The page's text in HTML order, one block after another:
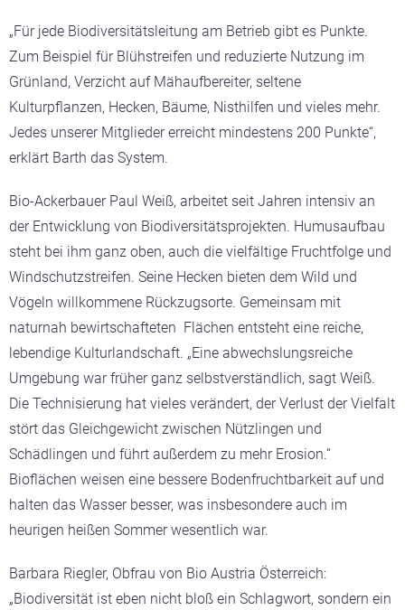
„Für jede Biodiversitätsleitung am Betrieb gibt es Punkte.
Zum Beispiel für Blühstreifen und reduzierte Nutzung im
Grünland, Verzicht auf Mähaufbereiter, seltene
Kulturpflanzen, Hecken, Bäume, Nisthilfen und vieles mehr.
Jedes unserer Mitglieder erreicht mindestens 200 Punkte“,
erklärt Barth das System.
Bio-Ackerbauer Paul Weiß, arbeitet seit Jahren intensiv an
der Entwicklung von Biodiversitätsprojekten. Humusaufbau
steht bei ihm ganz oben, auch die vielfältige Fruchtfolge und
Windschutzstreifen. Seine Hecken bieten dem Wild und
Vögeln willkommene Rückzugsorte. Gemeinsam mit
naturnah bewirtschafteten Flächen entsteht eine reiche,
lebendige Kulturlandschaft. „Eine abwechslungsreiche
Umgebung war früher ganz selbstverständlich, sagt Weiß.
Die Technisierung hat vieles verändert, der Verlust der Vielfalt
stört das Gleichgewicht zwischen Nützlingen und
Schädlingen und führt außerdem zu mehr Erosion.“
Bioflächen weisen eine bessere Bodenfruchtbarkeit auf und
halten das Wasser besser, was insbesondere auch im
heurigen heißen Sommer wesentlich war.
Barbara Riegler, Obfrau von Bio Austria Österreich:
„Biodiversität ist eben nicht bloß ein Schlagwort, sondern ein